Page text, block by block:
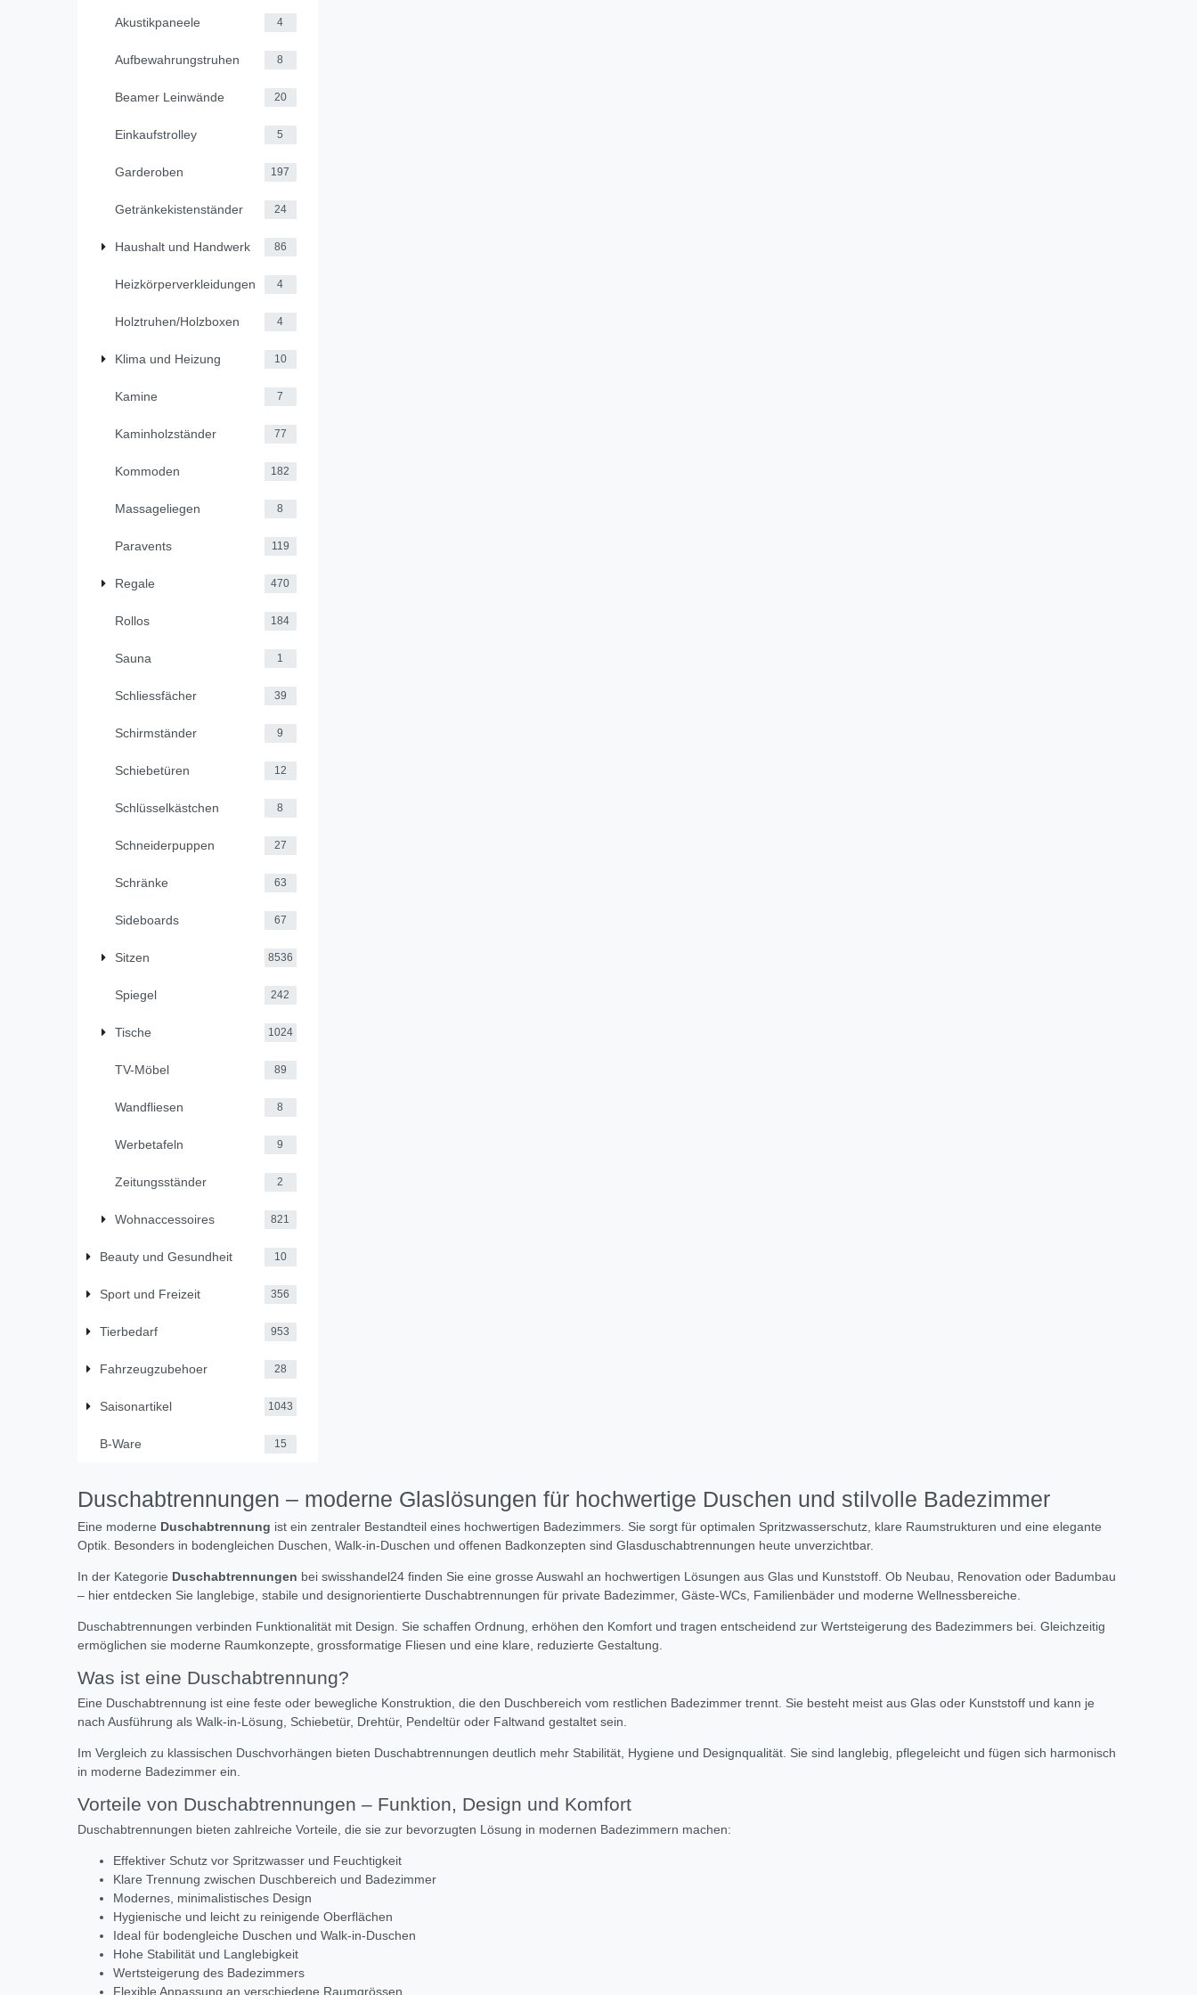
Akustikpaneele 4
Aufbewahrungstruhen 8
Beamer Leinwände 20
Einkaufstrolley 5
Garderoben 197
Getränkekistenständer 24
Haushalt und Handwerk 86
Heizkörperverkleidungen 4
Holztruhen/Holzboxen 4
Klima und Heizung 10
Kamine 7
Kaminholzständer 77
Kommoden 182
Massageliegen 8
Paravents 119
Regale 470
Rollos 184
Sauna 1
Schliessfächer 39
Schirmständer 9
Schiebetüren 12
Schlüsselkästchen 8
Schneiderpuppen 27
Schränke 63
Sideboards 67
Sitzen 8536
Spiegel 242
Tische 1024
TV-Möbel 89
Wandfliesen 8
Werbetafeln 9
Zeitungsständer 2
Wohnaccessoires 821
Beauty und Gesundheit 10
Sport und Freizeit 356
Tierbedarf 953
Fahrzeugzubehoer 28
Saisonartikel 1043
B-Ware 15
Duschabtrennungen – moderne Glaslösungen für hochwertige Duschen und stilvolle Badezimmer
Eine moderne Duschabtrennung ist ein zentraler Bestandteil eines hochwertigen Badezimmers. Sie sorgt für optimalen Spritzwasserschutz, klare Raumstrukturen und eine elegante
Optik. Besonders in bodengleichen Duschen, Walk-in-Duschen und offenen Badkonzepten sind Glasduschabtrennungen heute unverzichtbar.
In der Kategorie Duschabtrennungen bei swisshandel24 finden Sie eine grosse Auswahl an hochwertigen Lösungen aus Glas und Kunststoff. Ob Neubau, Renovation oder Badumbau
– hier entdecken Sie langlebige, stabile und designorientierte Duschabtrennungen für private Badezimmer, Gäste-WCs, Familienbäder und moderne Wellnessbereiche.
Duschabtrennungen verbinden Funktionalität mit Design. Sie schaffen Ordnung, erhöhen den Komfort und tragen entscheidend zur Wertsteigerung des Badezimmers bei. Gleichzeitig
ermöglichen sie moderne Raumkonzepte, grossformatige Fliesen und eine klare, reduzierte Gestaltung.
Was ist eine Duschabtrennung?
Eine Duschabtrennung ist eine feste oder bewegliche Konstruktion, die den Duschbereich vom restlichen Badezimmer trennt. Sie besteht meist aus Glas oder Kunststoff und kann je
nach Ausführung als Walk-in-Lösung, Schiebetür, Drehtür, Pendeltür oder Faltwand gestaltet sein.
Im Vergleich zu klassischen Duschvorhängen bieten Duschabtrennungen deutlich mehr Stabilität, Hygiene und Designqualität. Sie sind langlebig, pflegeleicht und fügen sich harmonisch
in moderne Badezimmer ein.
Vorteile von Duschabtrennungen – Funktion, Design und Komfort
Duschabtrennungen bieten zahlreiche Vorteile, die sie zur bevorzugten Lösung in modernen Badezimmern machen:
Effektiver Schutz vor Spritzwasser und Feuchtigkeit
Klare Trennung zwischen Duschbereich und Badezimmer
Modernes, minimalistisches Design
Hygienische und leicht zu reinigende Oberflächen
Ideal für bodengleiche Duschen und Walk-in-Duschen
Hohe Stabilität und Langlebigkeit
Wertsteigerung des Badezimmers
Flexible Anpassung an verschiedene Raumgrössen